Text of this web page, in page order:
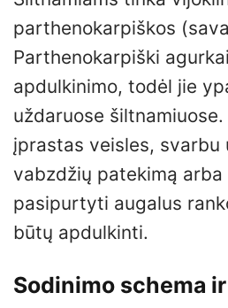
parthenokarpiškos
Parthenokarpiški
apdulkinimo, todėl jie
uždaruose
įprastas veisles, svarbu
vabzdžių patekimą
pasipurtyti augalus
būtų apdulkinti.
Sodinimo schema